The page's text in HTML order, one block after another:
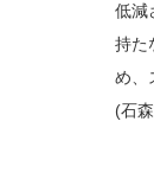
低減
持た
め、
(石